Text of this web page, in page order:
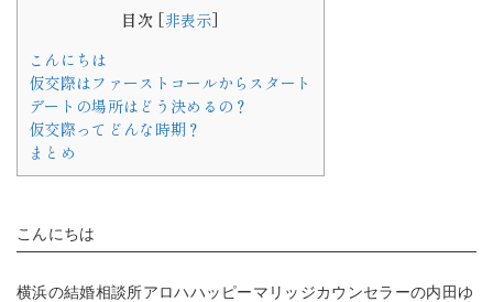
目次 [非表示]
こんにちは
仮交際はファーストコールからスタート
デートの場所はどう決めるの？
仮交際ってどんな時期？
まとめ
こんにちは
横浜の結婚相談所アロハハッピーマリッジカウンセラーの内田ゆ